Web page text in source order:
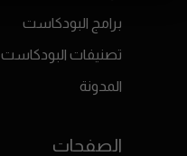
برامج البودكاست
تصنيفات البودكاست
المدونة
الصفحات